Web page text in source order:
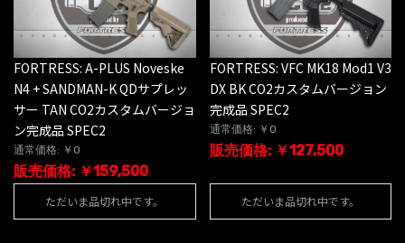
FORTRESS: A-PLUS Noveske
N4 + SANDMAN-K QDサプレッ
サー TAN CO2カスタムバージョ
ン完成品 SPEC2
通常価格: ￥0
販売価格: ￥159,500
ただいま品切れ中です。
FORTRESS: VFC MK18 Mod1 V3
DX BK CO2カスタムバージョン
完成品 SPEC2
通常価格: ￥0
販売価格: ￥127,500
ただいま品切れ中です。